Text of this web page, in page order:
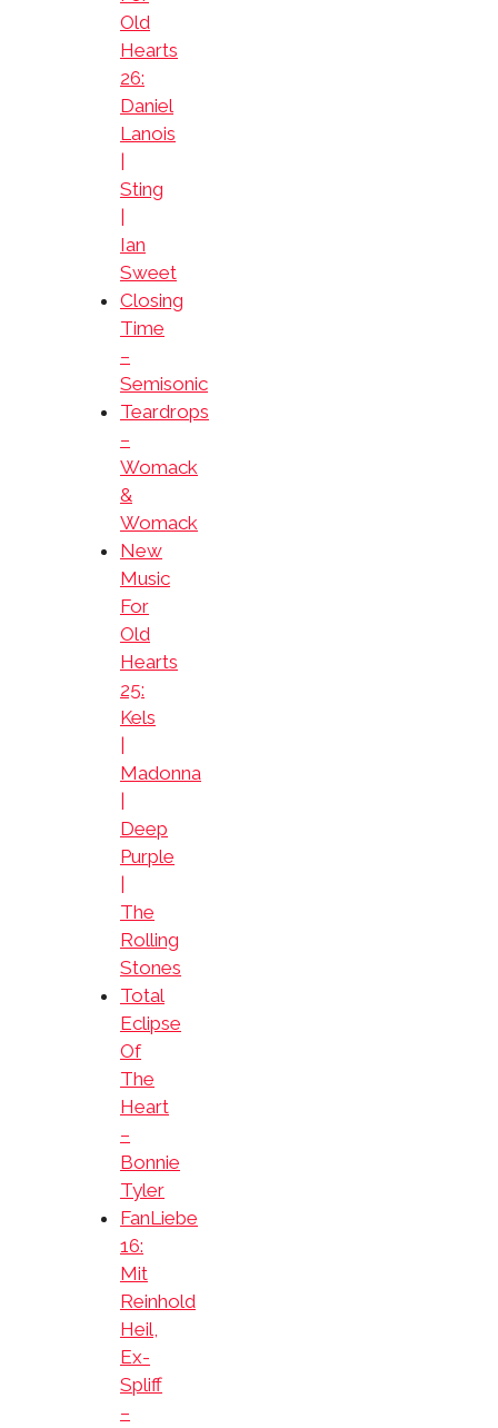
Old
Hearts
26:
Daniel
Lanois
Sting
Ian
Sweet
Closing
Time
–
Semisonic
Teardrops
–
Womack
&
Womack
New
Music
For
Old
Hearts
25:
Kels
Madonna
Deep
Purple
The
Rolling
Stones
Total
Eclipse
Of
The
Heart
–
Bonnie
Tyler
FanLiebe
16:
Mit
Reinhold
Heil,
Ex-
Spliff
–